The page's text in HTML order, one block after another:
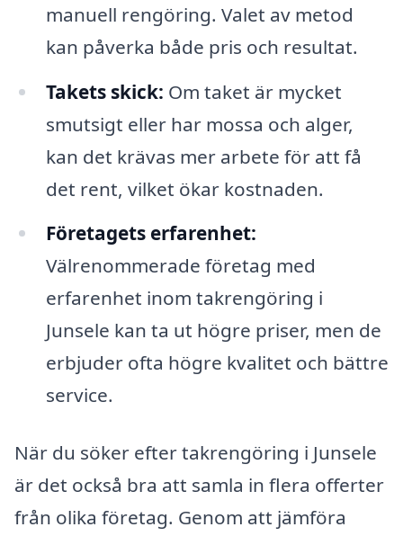
manuell rengöring. Valet av metod
kan påverka både pris och resultat.
Takets skick: Om taket är mycket
smutsigt eller har mossa och alger,
kan det krävas mer arbete för att få
det rent, vilket ökar kostnaden.
Företagets erfarenhet:
Välrenommerade företag med
erfarenhet inom takrengöring i
Junsele kan ta ut högre priser, men de
erbjuder ofta högre kvalitet och bättre
service.
När du söker efter takrengöring i Junsele
är det också bra att samla in flera offerter
från olika företag. Genom att jämföra